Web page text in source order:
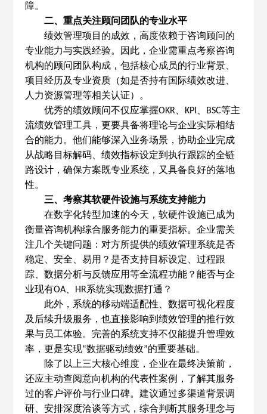
障。
二、重点关注顾问团队的专业水平
绩效管理项目的成效，高度依赖于咨询顾问的
专业能力与实践经验。因此，企业需重点考察咨询
机构的顾问团队构成，包括核心成员的行业背景、
项目经历及专业资质（如是否持有国际绩效改进、
人力资源管理等相关认证）。
优秀的绩效顾问不仅应掌握OKR KPI BSC等主
流绩效管理工具，更要具备将理论与企业实际相结
合的能力。他们能够深入业务场景，协助企业完成
从战略目标解码、绩效指标设定到执行跟踪的全链
路设计，确保方案既专业系统，又具备良好的落地
性。
三、考察其软硬件设施与系统支持能力
在数字化转型加速的今天，软硬件设施已成为
衡量咨询机构综合服务能力的重要指标。企业需关
注几个关键问题：对方所提供的绩效管理系统是否
稳定、安全、易用？是否支持目标设定、过程跟
踪、数据分析与反馈应用等全流程功能？能否与企
业现有OA HR系统实现数据打通？
此外，系统的移动端适配性、数据可视化程度
及后续升级服务，也直接影响到绩效管理的推行效
果与员工体验。完善的系统支持不仅能提升管理效
率，更是实现“数据驱动绩效”的重要基础。
除了以上三大核心维度，企业在最终决策前，
还应主动查阅意向机构的代表性案例，了解其服务
过的客户评价与行业口碑。建议通过多渠道背景调
研、安排深度洽谈等方式，综合判断其服务理念与